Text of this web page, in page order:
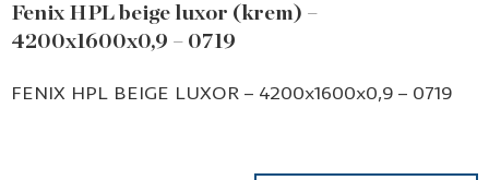
Fenix HPL beige luxor (krem) –
4200x1600x0,9 – 0719
FENIX HPL BEIGE LUXOR – 4200x1600x0,9 – 0719